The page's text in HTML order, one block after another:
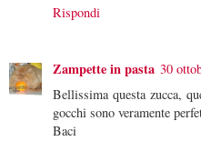
Rispondi
Zampette in pasta 30
Bellissima questa zucca,
gocchi sono veramente
Baci